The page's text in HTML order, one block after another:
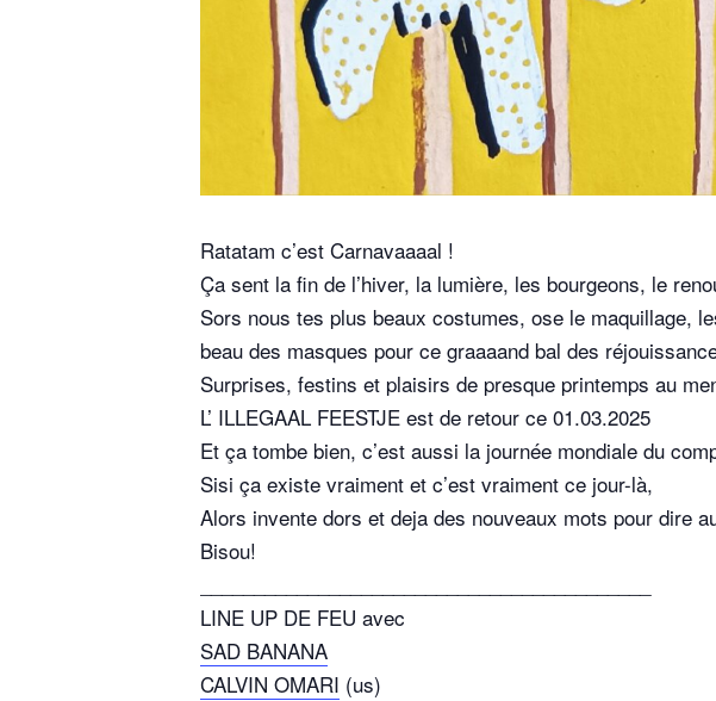
Ratatam c’est Carnavaaaal !
Ça sent la fin de l’hiver, la lumière, les bourgeons, le
Sors nous tes plus beaux costumes, ose le maquillage,
beau des masques pour ce graaaand bal des
Surprises, festins et plaisirs de presque printemps au
L’ ILLEGAAL FEESTJE est de retour ce 01.03.2025
Et ça tombe bien, c’est aussi la journée mondiale du
Sisi ça existe vraiment et c’est vraiment ce jour-là,
Alors invente dors et deja des nouveaux mots pour dire
Bisou!
LINE UP DE FEU avec
SAD BANANA
CALVIN OMARI (us)